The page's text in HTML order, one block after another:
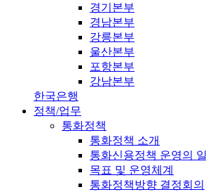
경기본부
경남본부
강릉본부
울산본부
포항본부
강남본부
한국은행
정책/업무
통화정책
통화정책 소개
통화신용정책 운영의
목표 및 운영체계
통화정책방향 결정회의